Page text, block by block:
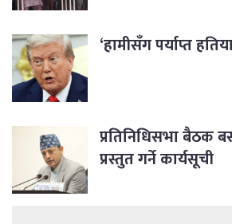
‘हामीसँग पर्याप्त
प्रतिनिधिसभा बैठक
प्रस्तुत गर्ने कार्यसूची